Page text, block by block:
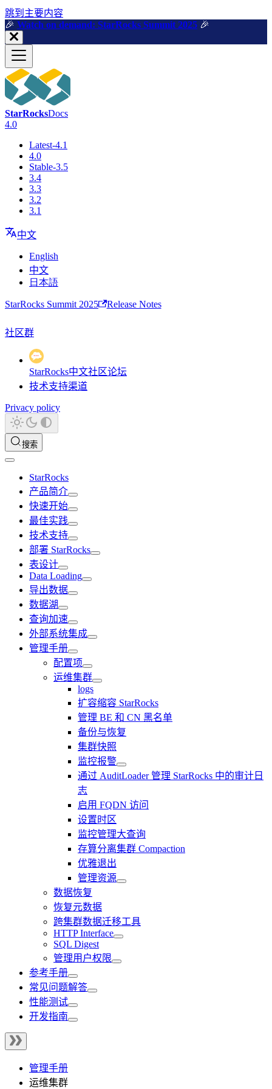
跳到主要内容
🎉️ Watch on demand: StarRocks Summit 2025 🎉️
StarRocksDocs
4.0
Latest-4.1
4.0
Stable-3.5
3.4
3.3
3.2
3.1
中文
English
中文
日本語
StarRocks Summit 2025 Release Notes
社区群
StarRocks中文社区论坛
技术支持渠道
Privacy policy
搜索
StarRocks
产品简介
快速开始
最佳实践
技术支持
部署 StarRocks
表设计
Data Loading
导出数据
数据湖
查询加速
外部系统集成
管理手册
配置项
运维集群
logs
扩容缩容 StarRocks
管理 BE 和 CN 黑名单
备份与恢复
集群快照
监控报警
通过 AuditLoader 管理 StarRocks 中的审计日
志
启用 FQDN 访问
设置时区
监控管理大查询
存算分离集群 Compaction
优雅退出
管理资源
数据恢复
恢复元数据
跨集群数据迁移工具
HTTP Interface
SQL Digest
管理用户权限
参考手册
常见问题解答
性能测试
开发指南
管理手册
运维集群